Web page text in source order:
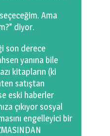
Ama
diyor.
son derece
yanına bile
kitapların (ki
satıştan
eski haberler
çıkıyor sosyal
engelleyici bir